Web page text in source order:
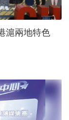
滬兩地特色